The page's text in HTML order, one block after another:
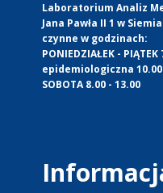
Laboratorium Analiz
Jana Pawła II 1 w
czynne w godzinach:
PONIEDZIAŁEK -
epidemiologiczna 10.00
SOBOTA 8.00 - 13.00